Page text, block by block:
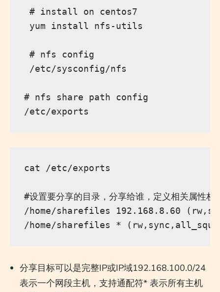
# install on centos7
yum install nfs-utils
# nfs config
/etc/sysconfig/nfs
# nfs share path config
cat /etc/exports
#设置要分享的目录，分享给谁，定义相关属性权
/home/sharefiles 192.168.8.60
分享目标可以是完整IP或IP域192.168.100.0/24
表示一个网段主机，支持通配符* 表示所有主机